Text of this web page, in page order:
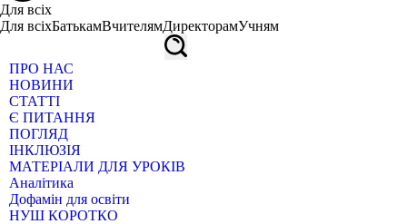
Для всіх
Для всіхБатькамВчителямДиректорамУчням
ПРО НАС
НОВИНИ
СТАТТІ
Є ПИТАННЯ
ПОГЛЯД
ІНКЛЮЗІЯ
МАТЕРІАЛИ ДЛЯ УРОКІВ
Аналітика
Дофамін для освіти
НУШ КОРОТКО